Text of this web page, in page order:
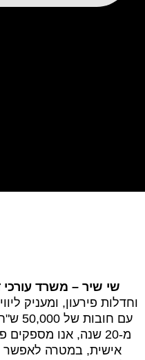
שי שיר – משרד עורכי
וחדלות פירעון, ומעניק
עם
מ-20 שנה, אנו
אישית, במטרה